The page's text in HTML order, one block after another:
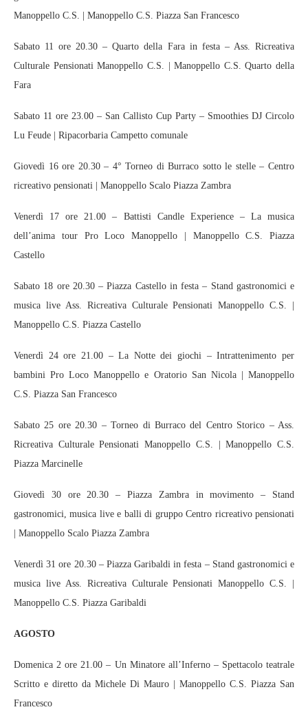
Manoppello C.S. | Manoppello C.S. Piazza San Francesco
Sabato 11 ore 20.30 – Quarto della Fara in festa – Ass. Ricreativa
Culturale Pensionati Manoppello C.S. | Manoppello C.S. Quarto della
Fara
Sabato 11 ore 23.00 – San Callisto Cup Party – Smoothies DJ Circolo
Lu Feude | Ripacorbaria Campetto comunale
Giovedì 16 ore 20.30 – 4° Torneo di Burraco sotto le stelle – Centro
ricreativo pensionati | Manoppello Scalo Piazza Zambra
Venerdì 17 ore 21.00 – Battisti Candle Experience – La musica
dell’anima tour Pro Loco Manoppello | Manoppello C.S. Piazza
Castello
Sabato 18 ore 20.30 – Piazza Castello in festa – Stand gastronomici e
musica live Ass. Ricreativa Culturale Pensionati Manoppello C.S. |
Manoppello C.S. Piazza Castello
Venerdì 24 ore 21.00 – La Notte dei giochi – Intrattenimento per
bambini Pro Loco Manoppello e Oratorio San Nicola | Manoppello
C.S. Piazza San Francesco
Sabato 25 ore 20.30 – Torneo di Burraco del Centro Storico – Ass.
Ricreativa Culturale Pensionati Manoppello C.S. | Manoppello C.S.
Piazza Marcinelle
Giovedì 30 ore 20.30 – Piazza Zambra in movimento – Stand
gastronomici, musica live e balli di gruppo Centro ricreativo pensionati
| Manoppello Scalo Piazza Zambra
Venerdì 31 ore 20.30 – Piazza Garibaldi in festa – Stand gastronomici e
musica live Ass. Ricreativa Culturale Pensionati Manoppello C.S. |
Manoppello C.S. Piazza Garibaldi
AGOSTO
Domenica 2 ore 21.00 – Un Minatore all’Inferno – Spettacolo teatrale
Scritto e diretto da Michele Di Mauro | Manoppello C.S. Piazza San
Francesco